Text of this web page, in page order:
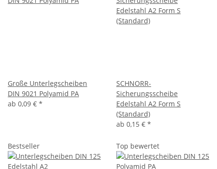
Große Unterlegscheiben
DIN 9021 Polyamid PA
ab 0,09 € *
SCHNORR-
Sicherungsscheibe
Edelstahl A2 Form S
(Standard)
ab 0,15 € *
Bestseller Top bewertet